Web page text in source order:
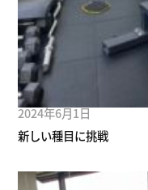
2024年6月1日
新しい種目に挑戦